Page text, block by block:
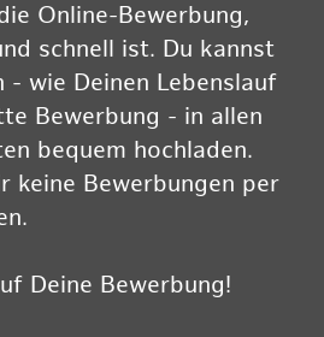
Online-Bewerbung,
schnell ist. Du kannst
- wie Deinen Lebenslauf
Bewerbung - in allen
bequem hochladen.
keine Bewerbungen per
Deine Bewerbung!